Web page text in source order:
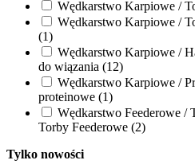
Wędkarstwo Karpiowe /
Wędkarstwo Karpiowe /
(1)
Wędkarstwo Karpiowe /
do wiązania (12)
Wędkarstwo Karpiowe /
proteinowe (1)
Wędkarstwo Feederowe /
Torby Feederowe (2)
Tylko nowości